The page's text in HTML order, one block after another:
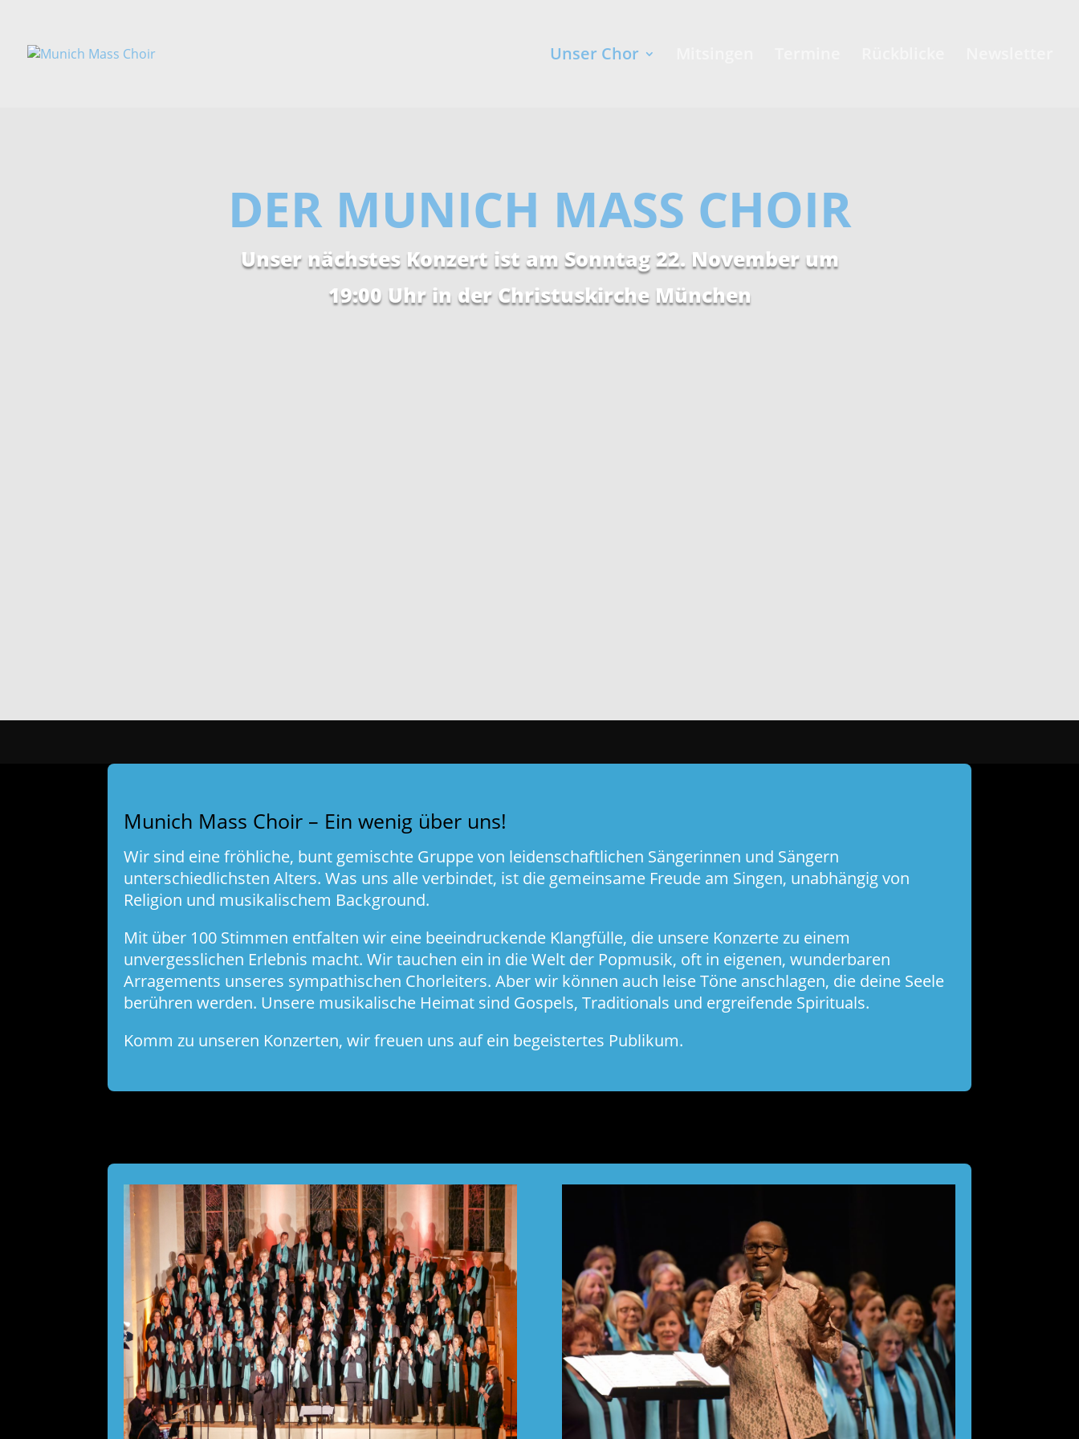
Unser Chor
DER MUNICH MASS CHOIR
Unser nächstes Konzert ist am Sonntag 22. November um
19:00 Uhr in der Christuskirche München
Munich Mass Choir – Ein wenig über uns!
Wir sind eine fröhliche, bunt gemischte Gruppe von leidenschaftlichen Sängerinnen und Sängern
unterschiedlichsten Alters. Was uns alle verbindet, ist die gemeinsame Freude am Singen, unabhängig von
Religion und musikalischem Background.
Mit über 100 Stimmen entfalten wir eine beeindruckende Klangfülle, die unsere Konzerte zu einem
unvergesslichen Erlebnis macht. Wir tauchen ein in die Welt der Popmusik, oft in eigenen, wunderbaren
Arragements unseres sympathischen Chorleiters. Aber wir können auch leise Töne anschlagen, die deine Seele
berühren werden. Unsere musikalische Heimat sind Gospels, Traditionals und ergreifende Spirituals.
Komm zu unseren Konzerten, wir freuen uns auf ein begeistertes Publikum.